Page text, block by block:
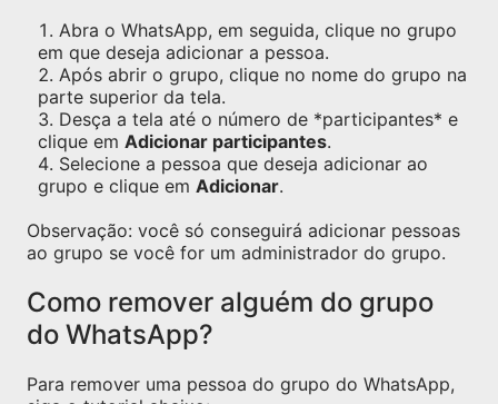
Abra o WhatsApp, em seguida, clique no grupo
em que deseja adicionar a pessoa.
Após abrir o grupo, clique no nome do grupo na
parte superior da tela.
Desça a tela até o número de *participantes* e
clique em Adicionar participantes.
Selecione a pessoa que deseja adicionar ao
grupo e clique em Adicionar.
Observação: você só conseguirá adicionar pessoas
ao grupo se você for um administrador do grupo.
Como remover alguém do grupo
do WhatsApp?
Para remover uma pessoa do grupo do WhatsApp,